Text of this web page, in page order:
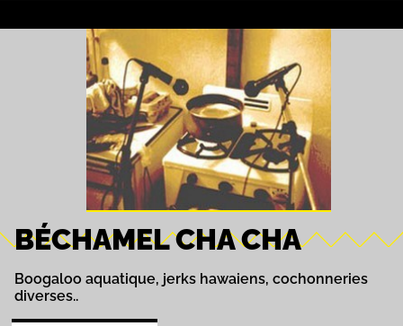
BÉCHAMEL CHA CHA
Boogaloo aquatique, jerks hawaiens, cochonneries
diverses..